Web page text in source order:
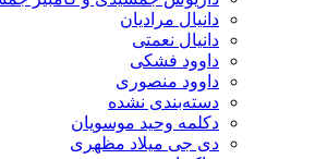
دانیال مرادیان
دانیال نعمتی
داوود فشکی
داوود منصوری
دسته‌بندی نشده
دکلمه وحید موسویان
دی جی میلاد مظهری